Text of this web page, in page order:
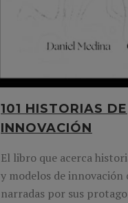
101 HISTORIAS DE
INNOVACIÓN
El libro que acerca
y modelos de
narradas por sus